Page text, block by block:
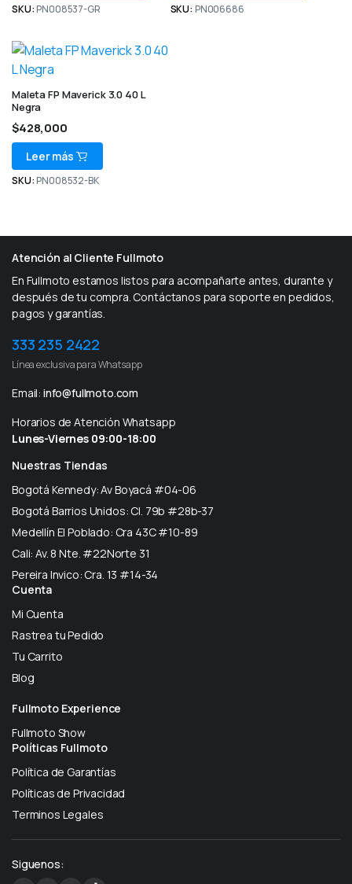
SKU: PN008537-GR SKU: PN006686
Maleta FP Maverick 3.0 40 L
Negra
$428,000
Leer más
SKU: PN008532-BK
Atención al Cliente Fullmoto
En Fullmoto estamos listos para acompañarte antes, durante y
después de tu compra. Contáctanos para soporte en pedidos,
pagos y garantías.
333 235 2422
Línea exclusiva para Whatsapp
Email: info@fullmoto.com
Horarios de Atención Whatsapp
Lunes-Viernes 09:00-18:00
Nuestras Tiendas
Bogotá Kennedy: Av Boyacá #04-06
Bogotá Barrios Unidos: Cl. 79b #28b-37
Medellín El Poblado: Cra 43C #10-89
Cali: Av. 8 Nte. #22Norte 31
Pereira Invico: Cra. 13 #14-34
Cuenta
Mi Cuenta
Rastrea tu Pedido
Tu Carrito
Blog
Fullmoto Experience
Fullmoto Show
Políticas Fullmoto
Política de Garantías
Políticas de Privacidad
Terminos Legales
Siguenos: